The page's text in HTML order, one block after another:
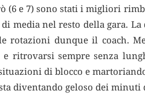
(6 e 7) sono stati i migliori
media nel resto della gara.
rotazioni dunque il coach.
ritrovarsi sempre senza
di blocco e
diventando geloso dei minuti